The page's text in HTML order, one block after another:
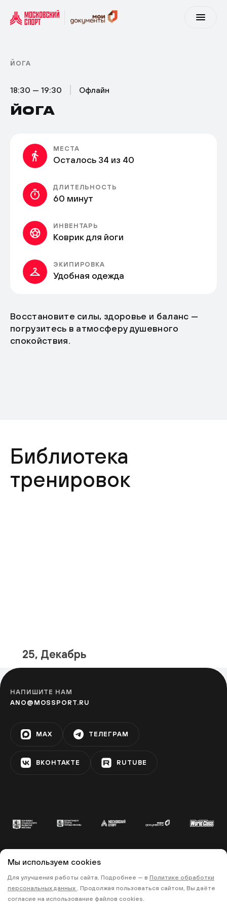
ЙОГА
18:30 — 19:30 Офлайн
ЙОГА
МЕСТА
Осталось 34 из 40
ДЛИТЕЛЬНОСТЬ
60 минут
ИНВЕНТАРЬ
Коврик для йоги
ЭКИПИРОВКА
Удобная одежда
Восстановите силы, здоровье и баланс —
погрузитесь в атмосферу душевного
спокойствия.
Библиотека
тренировок
25, Декабрь
НАПИШИТЕ НАМ
ANO@MOSSPORT.RU
MAX ТЕЛЕГРАМ
ВКОНТАКТЕ RUTUBE
© 2022 «МОСКОВСКИЙ СПОРТ»
• ПОЛИТИКА КОНФИДЕНЦИАЛЬНОСТИ •
ПРАВИЛА ЗАПИСИ НА ТРЕНИРОВКИ
Мы используем cookies
Для улучшения работы сайта. Подробнее — в Политике обработки
персональных данных . Продолжая пользоваться сайтом, Вы даёте
согласие на использование файлов cookies.